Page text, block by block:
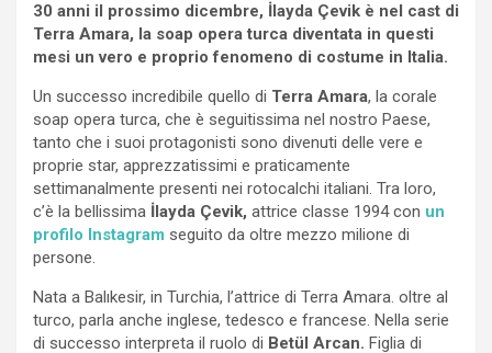
30 anni il prossimo dicembre, İlayda Çevik è nel cast di
Terra Amara, la soap opera turca diventata in questi
mesi un vero e proprio fenomeno di costume in Italia.
Un successo incredibile quello di Terra Amara, la corale
soap opera turca, che è seguitissima nel nostro Paese,
tanto che i suoi protagonisti sono divenuti delle vere e
proprie star, apprezzatissimi e praticamente
settimanalmente presenti nei rotocalchi italiani. Tra loro,
c’è la bellissima İlayda Çevik, attrice classe 1994 con un
profilo Instagram seguito da oltre mezzo milione di
persone.
Nata a Balıkesir, in Turchia, l’attrice di Terra Amara. oltre al
turco, parla anche inglese, tedesco e francese. Nella serie
di successo interpreta il ruolo di Betül Arcan. Figlia di